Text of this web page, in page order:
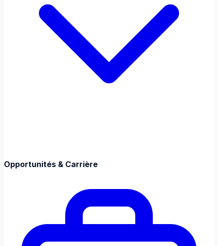
Opportunités & Carrière